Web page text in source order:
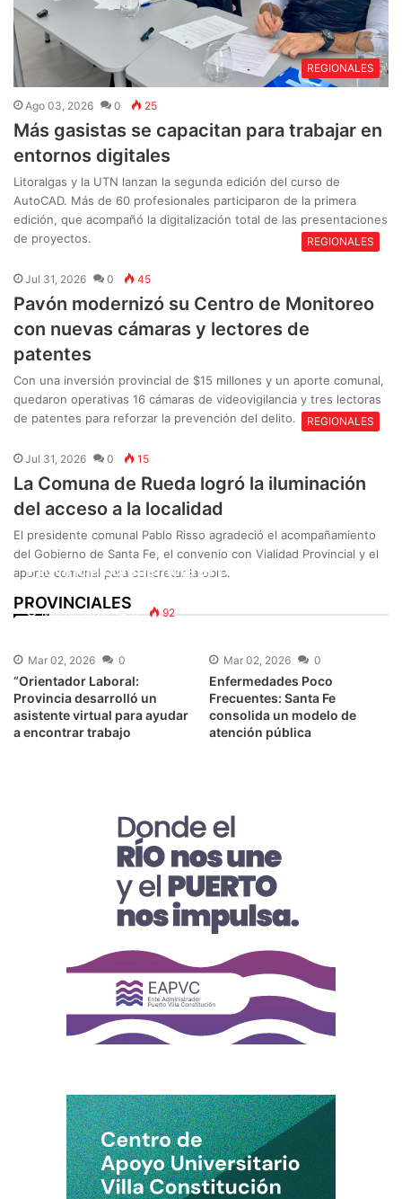
REGIONALES
Ago 03, 2026 0 25
Más gasistas se capacitan para trabajar en
entornos digitales
Litoralgas y la UTN lanzan la segunda edición del curso de
AutoCAD. Más de 60 profesionales participaron de la primera
edición, que acompañó la digitalización total de las presentaciones
de proyectos.
REGIONALES
Jul 31, 2026 0 45
Pavón modernizó su Centro de Monitoreo
con nuevas cámaras y lectores de
patentes
Con una inversión provincial de $15 millones y un aporte comunal,
quedaron operativas 16 cámaras de videovigilancia y tres lectoras
de patentes para reforzar la prevención del delito.
REGIONALES
Jul 31, 2026 0 15
La Comuna de Rueda logró la iluminación
del acceso a la localidad
El presidente comunal Pablo Risso agradeció el acompañamiento
del Gobierno de Santa Fe, el convenio con Vialidad Provincial y el
aporte comunal para concretar la obra.
PROVINCIALES
Provincia conmemora el Día Nacional de la
Mar 23, 2026 0 92
Mar 02, 2026 0
“Orientador Laboral:
Provincia desarrolló un
asistente virtual para ayudar
a encontrar trabajo
Mar 02, 2026 0
Enfermedades Poco
Frecuentes: Santa Fe
consolida un modelo de
atención pública